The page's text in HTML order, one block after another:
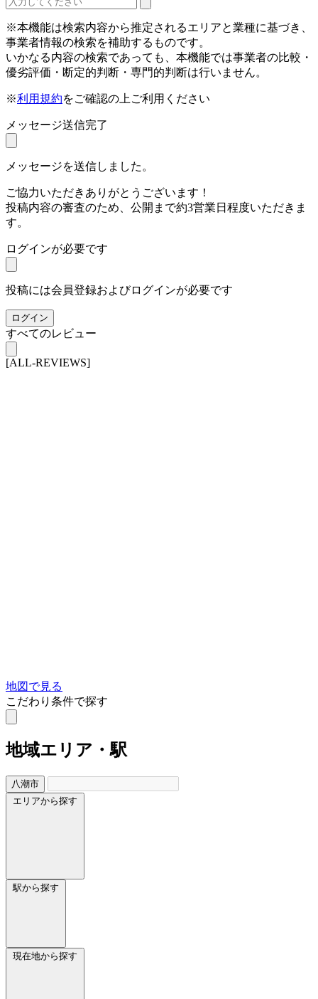
※本機能は検索内容から推定されるエリアと業種に基づき、
事業者情報の検索を補助するものです。
いかなる内容の検索であっても、本機能では事業者の比較・
優劣評価・断定的判断・専門的判断は行いません。
※利用規約をご確認の上ご利用ください
メッセージ送信完了
メッセージを送信しました。
ご協力いただきありがとうございます！
投稿内容の審査のため、公開まで約3営業日程度いただきま
す。
ログインが必要です
投稿には会員登録およびログインが必要です
ログイン
すべてのレビュー
[ALL-REVIEWS]
地図で見る
こだわり条件で探す
地域エリア・駅
八潮市
エリアから探す
駅から探す
現在地から探す